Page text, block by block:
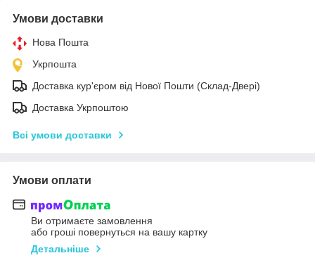
Умови доставки
Нова Пошта
Укрпошта
Доставка кур'єром від Нової Пошти (Склад-Двері)
Доставка Укрпоштою
Всі умови доставки
Умови оплати
Ви отримаєте замовлення
або гроші повернуться на вашу картку
Детальніше